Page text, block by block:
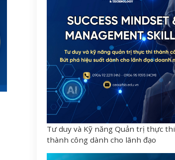
Tư duy và Kỹ năng Quản trị thực thi
thành công dành cho lãnh đạo